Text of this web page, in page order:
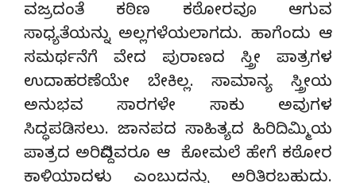
ವಜ್ರದಂತೆ ಕಠಿಣ ಕಠೋರವೂ ಆಗುವ
ಸಾಧ್ಯತೆಯನ್ನು ಅಲ್ಲಗಳೆಯಲಾಗದು. ಹಾಗೆಂದು ಆ
ಸಮರ್ಥನೆಗೆ ವೇದ ಪುರಾಣದ ಸ್ತ್ರೀ ಪಾತ್ರಗಳ
ಉದಾಹರಣೆಯೇ ಬೇಕಿಲ್ಲ. ಸಾಮಾನ್ಯ ಸ್ತ್ರೀಯ
ಅನುಭವ ಸಾರಗಳೇ ಸಾಕು ಅವುಗಳ
ಸಿದ್ಧಪಡಿಸಲು. ಜಾನಪದ ಸಾಹಿತ್ಯದ ಹಿರಿದಿಮ್ಮಿಯ
ಪಾತ್ರದ ಅರಿವಿದ್ದವರೂ ಆ ಕೋಮಲೆ ಹೇಗೆ ಕಠೋರ